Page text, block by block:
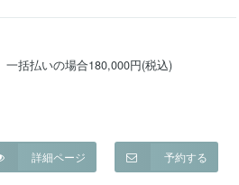
一括払いの場合180,000円(税込)
予約する
詳細ページ